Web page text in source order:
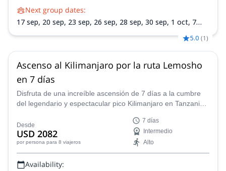
Next group dates:
17 sep, 20 sep, 23 sep, 26 sep, 28 sep, 30 sep, 1 oct, 7
21 nov,
25 nov,28 nov,2 dic,5 dic,9 dic,12 dic,16 dic,19 dic,23
dic,26 dic, 30 dic
5.0 (1)
Ascenso al Kilimanjaro por la ruta Lemosho
en 7 días
Disfruta de una increíble ascensión de 7 días a la cumbre
del legendario y espectacular pico Kilimanjaro en Tanzania
certificados.
Desde
USD 2082
por persona para 8 viajeros
7 días
Intermedio
Alto
Availability: